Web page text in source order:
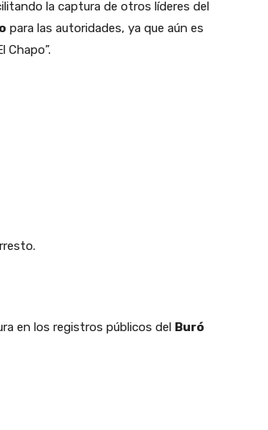
la captura de otros líderes del
para las autoridades, ya que aún es
Chapo”.
en los registros públicos del Buró